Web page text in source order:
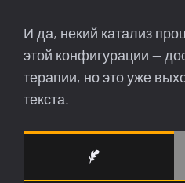
И да, некий катализ
этой конфигурации —
терапии, но это уже
текста.